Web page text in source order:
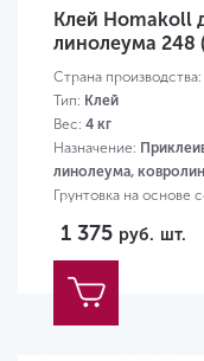
Клей Homakoll
линолеума 248
Страна производства:
Тип: Клей
Вес: 4 кг
Назначение:
линолеума,
Грунтовка на основе
1 375 руб. шт.